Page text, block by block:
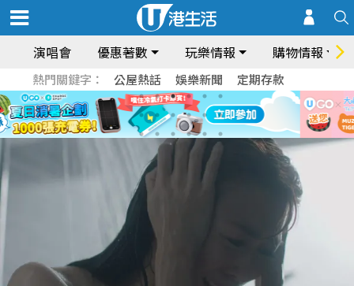
演唱會 優惠著數 玩樂情報 購物情報
熱門關鍵字： 公屋熱話 娛樂新聞 定期存款